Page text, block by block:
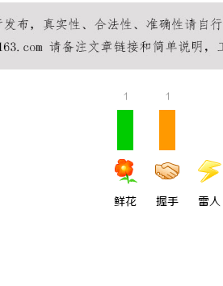
1
鲜花
1
握手 雷人
游戏行业的“版权保卫
不开版权律师